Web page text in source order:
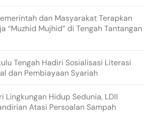
dan Masyarakat Terapkan
“Muzhid Mujhid” di Tengah Tantangan
Tengah Hadiri Sosialisasi Literasi
dan Pembiayaan Syariah
Lingkungan Hidup Sedunia, LDII
Atasi Persoalan Sampah